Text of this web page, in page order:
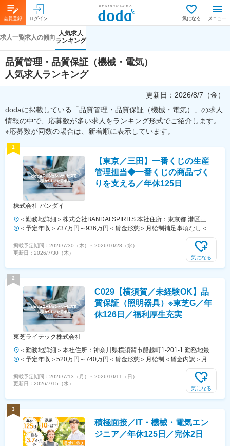
会員登録 ログイン 気になる メニュー
求人一覧求人の傾向
人気求人
ランキング
品質管理・品質保証（機械・電気）
人気求人ランキング
更新日： 2026/8/7（金）
dodaに掲載している「品質管理・品質保証（機械・電気）」の求人
情報の中で、応募数が多い求人をランキング形式でご紹介します。
※応募数が同数の場合は、新着順に表示しています。
1
【東京／三田】一番くじの生産
管理担当◆一番くじの商品づく
りを支える／年休125日
株式会社 バンダイ
＜勤務地詳細＞株式会社BANDAI SPIRITS 本社住所：東京都 港区三田
三丁目5‐19 住友不動産東京三田ガーデンタワー受動喫煙対策：敷地内
＜予定年収＞737万円～936万円＜賃金形態＞月給制補足事項なし＜賃
金内訳＞月額（基本給）：315,000円～400,000円＜月給＞315,000円
～400,000円＜昇給有無＞有＜残業手当＞有＜給与補足＞※役職と給与
は、経験・能力などを考慮し最終決定■昇給：年1回■賞与：年1回賃金
掲載予定期間： 2026/7/30（木） ～2026/10/28（水）
更新日： 2026/7/30（木）
気になる
2
C029【横須賀／未経験OK】品
質保証（照明器具）※東芝G／年
休126日／福利厚生充実
東芝ライテック株式会社
＜勤務地詳細＞本社住所：神奈川県横須賀市船越町1-201-1 勤務地最寄
駅：京急線／田浦駅受動喫煙対策：その他（屋内全面禁煙・就業時間中
全面禁煙）変更の範囲：会社の定める事業所（リモートワーク含む）
＜予定年収＞520万円～740万円＜賃金形態＞月給制＜賃金内訳＞月額
（基本給）：290,000円～410,000円＜月給＞290,000円～410,000円＜
昇給有無＞有＜残業手当＞有＜給与補足＞※月給・年収はあくまでも目
安の額であり、選考を通じて上下する可能性があります。※上記の想定
す。月給(月額)は固定手当を含めた表記です。
掲載予定期間： 2026/7/13（月） ～2026/10/11（日）
更新日： 2026/7/15（水）
気になる
3
積極面接／IT・機械・電気エン
ジニア／年休125日／完休2日